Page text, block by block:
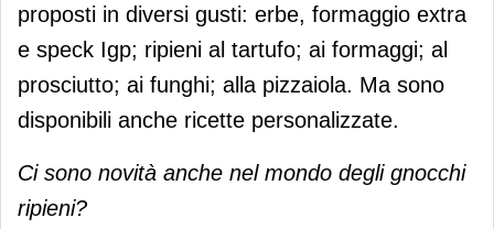
proposti in diversi gusti: erbe, formaggio extra
e speck Igp; ripieni al tartufo; ai formaggi; al
prosciutto; ai funghi; alla pizzaiola. Ma sono
disponibili anche ricette personalizzate.
Ci sono novità anche nel mondo degli gnocchi
ripieni?